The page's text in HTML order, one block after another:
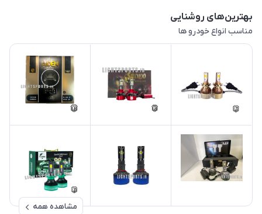
بهترین‌های روشنایی
مناسب انواع خودرو ها
مشاهده همه